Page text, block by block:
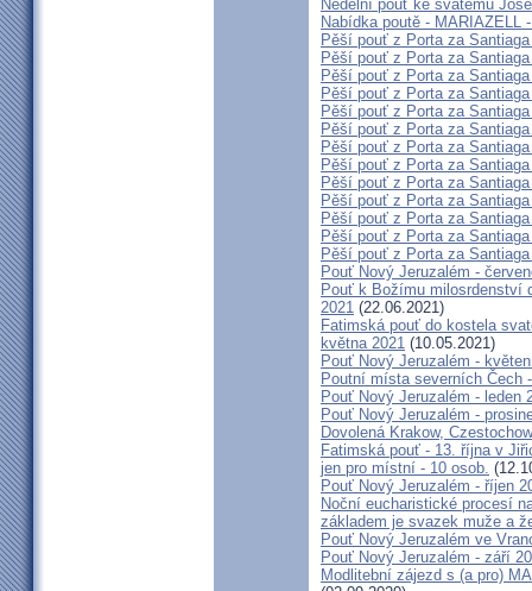
Nedělní pouť ke svatému
Nabídka poutě - MARIAZELL
Pěší pouť z Porta za
Pěší pouť z Porta za
Pěší pouť z Porta za
Pěší pouť z Porta za
Pěší pouť z Porta za
Pěší pouť z Porta za
Pěší pouť z Porta za
Pěší pouť z Porta za
Pěší pouť z Porta za
Pěší pouť z Porta za
Pěší pouť z Porta za
Pěší pouť z Porta za
Pěší pouť z Porta za
Pouť Nový Jeruzalém -
Pouť k Božímu milosrdenství
2021 (22.06.2021)
Fatimská pouť do kostela
května 2021 (10.05.2021)
Pouť Nový Jeruzalém -
Poutní místa severních Čech
Pouť Nový Jeruzalém - leden
Pouť Nový Jeruzalém -
Dovolená Krakow,
Fatimská pouť - 13. října v
jen pro místní - 10 osob.
Pouť Nový Jeruzalém - říjen
Noční eucharistické procesí
základem je svazek muže a
Pouť Nový Jeruzalém ve
Pouť Nový Jeruzalém - září
Modlitební zájezd s (a pro)